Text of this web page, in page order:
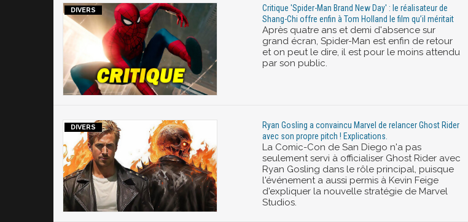
Critique 'Spider-Man Brand New Day' : le réalisateur de
Shang-Chi offre enfin à Tom Holland le film qu’il méritait
Après quatre ans et demi d'absence sur
grand écran, Spider-Man est enfin de retour
et on peut le dire, il est pour le moins attendu
par son public.
Ryan Gosling a convaincu Marvel de relancer Ghost Rider
avec son propre pitch ! Explications.
La Comic-Con de San Diego n'a pas
seulement servi à officialiser Ghost Rider avec
Ryan Gosling dans le rôle principal, puisque
l'événement a aussi permis à Kevin Feige
d'expliquer la nouvelle stratégie de Marvel
Studios.